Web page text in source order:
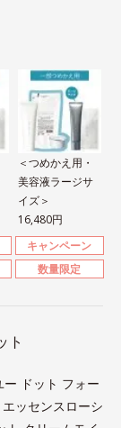
＜つめかえ用・
美容液ラージサ
イズ＞
16,480円
キャンペーン
数量限定
ト
ドット フォー
ッセンスローシ